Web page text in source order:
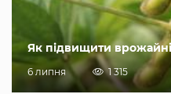
Як підвищити
6 липня 1 315